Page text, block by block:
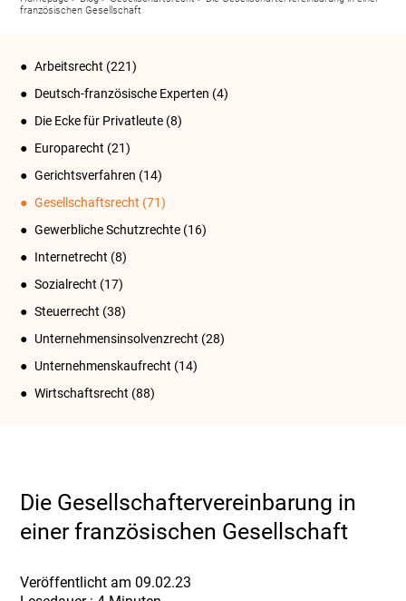
französischen Gesellschaft
Arbeitsrecht (221)
Deutsch-französische Experten (4)
Die Ecke für Privatleute (8)
Europarecht (21)
Gerichtsverfahren (14)
Gesellschaftsrecht (71)
Gewerbliche Schutzrechte (16)
Internetrecht (8)
Sozialrecht (17)
Steuerrecht (38)
Unternehmensinsolvenzrecht (28)
Unternehmenskaufrecht (14)
Wirtschaftsrecht (88)
Die Gesellschaftervereinbarung in
einer französischen Gesellschaft
Veröffentlicht am 09.02.23